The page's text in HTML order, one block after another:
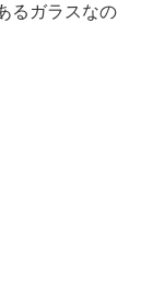
るガラスなの